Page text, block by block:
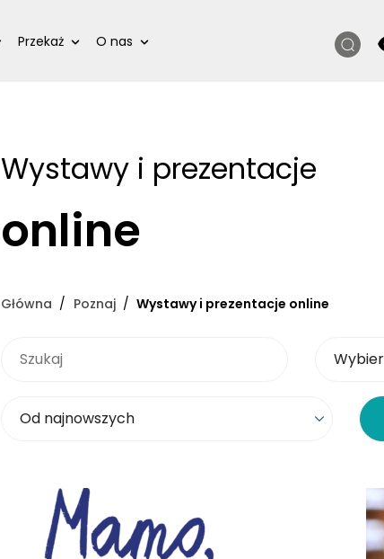
Przekaż O nas Szukaj
Wystawy i prezentacje
online
Główna Poznaj Wystawy i prezentacje online